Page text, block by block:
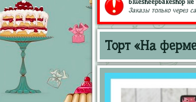
bluesheepbakeshop не
Заказы только через
Торт «На